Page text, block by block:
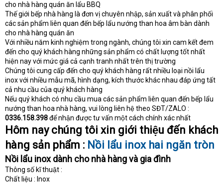
e
r
cho nhà hàng quán ăn lẩu BBQ
Thế giới bếp nhà hàng là đơn vị chuyên nhập, sản xuất và phân phối
các sản phẩm liên quan đến bếp lẩu nướng than hoa âm bàn dành
cho nhà hàng quán ăn
Với nhiều năm kinh nghiệm trong ngành, chúng tôi xin cam kết đem
đến cho quý khách hàng những sản phẩm có chất lượng tốt nhất
hiện nay với mức giá cả cạnh tranh nhất trên thị trường
Chúng tôi cung cấp đến cho quý khách hàng rất nhiều loại nồi lẩu
inox với nhiều mẫu mã, hình dạng, kích thước khác nhau đáp ứng tất
cả nhu cầu của quý khách hàng
Nếu quý khách có nhu cầu mua các sản phẩm liên quan đến bếp lẩu
nướng than hoa nhà hàng, vui lòng liên hệ theo SĐT/ZALO :
0336.158.398để nhận được tư vấn một cách chính xác nhất
Hôm nay chúng tôi xin giới thiệu đến khách
hàng sản phẩm : Nồi lẩu inox hai ngăn tròn
Nồi lẩu inox dành cho nhà hàng và gia đình
Thông số kĩ thuật :
Chất liệu : Inox